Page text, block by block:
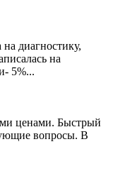
диагностику,
на
5%...
ценами. Быстрый
вопросы. В